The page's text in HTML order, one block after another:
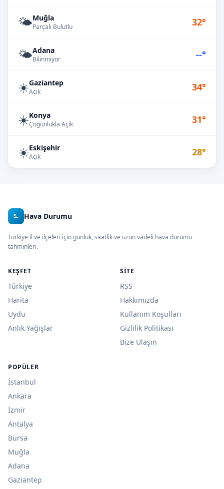
🌤️Muğla
Parçalı Bulutlu 32°
🌤️Adana
Bilinmiyor --°
☀️Gaziantep
Açık 34°
☀️Konya
Çoğunlukla Açık 31°
☀️Eskişehir
Açık 28°
Hava Durumu
Türkiye il ve ilçeleri için günlük, saatlik ve uzun vadeli hava durumu
tahminleri.
KEŞFET
Türkiye
Harita
Uydu
Anlık Yağışlar
SITE
RSS
Hakkımızda
Kullanım Koşulları
Gizlilik Politikası
Bize Ulaşın
POPÜLER
İstanbul
Ankara
İzmir
Antalya
Bursa
Muğla
Adana
Gaziantep